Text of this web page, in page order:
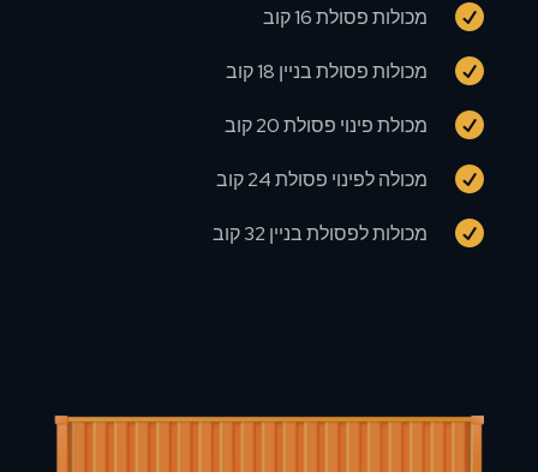
 מכולות פסולת 16 קוב
 מכולות פסולת בניין 18 קוב
 מכולת פינוי פסולת 20 קוב
 מכולה לפינוי פסולת 24 קוב
 מכולות לפסולת בניין 32 קוב